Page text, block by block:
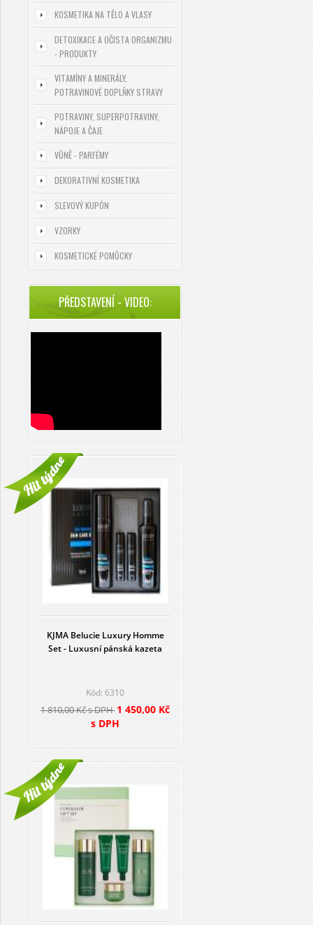
KOSMETIKA NA TĚLO A VLASY
DETOXIKACE A OČISTA ORGANIZMU
- PRODUKTY
VITAMÍNY A MINERÁLY,
POTRAVINOVÉ DOPLŇKY STRAVY
POTRAVINY, SUPERPOTRAVINY,
NÁPOJE A ČAJE
VŮNĚ - PARFÉMY
DEKORATIVNÍ KOSMETIKA
SLEVOVÝ KUPÓN
VZORKY
KOSMETICKÉ POMŮCKY
PŘEDSTAVENÍ - VIDEO:
KJMA Belucie Luxury Homme
Set - Luxusní pánská kazeta
Kód: 6310
1 810,00 Kč s DPH1 450,00 Kč
s DPH